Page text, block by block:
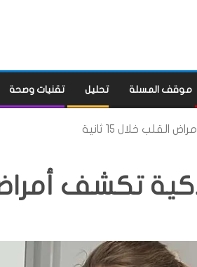
موقف المسلة تحليل تقنيات وصحة
خلال 15 ثانية
تكشف أمراض